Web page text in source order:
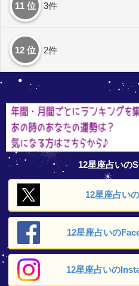
11 位 3件
12 位 2件
12星座占いの
12星座占い
12星座占いの
12星座占いの